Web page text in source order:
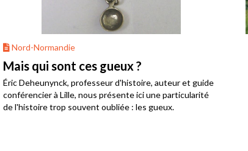
Nord-Normandie
Mais qui sont ces gueux ?
Éric Deheunynck, professeur d'histoire, auteur et guide
conférencier à Lille, nous présente ici une particularité
de l'histoire trop souvent oubliée : les gueux.